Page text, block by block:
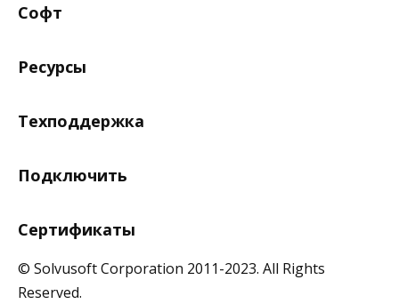
Софт
Ресурсы
Техподдержка
Подключить
Сертификаты
© Solvusoft Corporation 2011-2023. All Rights
Reserved.